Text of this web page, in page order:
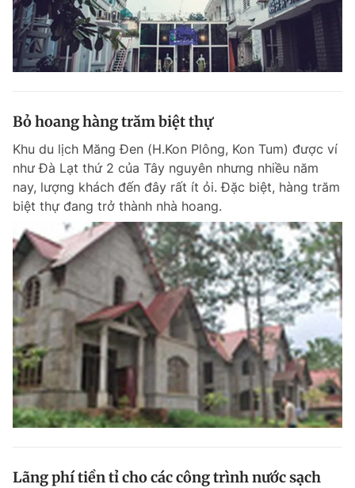
Hotline
0906 645 777
Liên hệ quảng cáo
0908 780 404
Tổng biên tập: Nguyễn Ngọc Toàn
Phó tổng biên tập thường trực: Hải Thành
Phó tổng biên tập: Lâm Hiếu Dũng
Phó tổng biên tập: Trần Việt Hưng
Tổng thư ký tòa soạn: Đức Trung
Giấy phép xuất bản số 110/GP - BTTTT cấp ngày 24.3.2020
© 2003-2026 Bản quyền thuộc về Báo Thanh Niên. Cấm sao chép
dưới mọi hình thức nếu không có sự chấp thuận bằng văn bản.
Phát triển bởi ePi Technologies, JSC.
Bỏ hoang hàng trăm biệt thự
Khu du lịch Măng Đen (H.Kon Plông, Kon Tum) được ví
như Đà Lạt thứ 2 của Tây nguyên nhưng nhiều năm
nay, lượng khách đến đây rất ít ỏi. Đặc biệt, hàng trăm
biệt thự đang trở thành nhà hoang.
Lãng phí tiền tỉ cho các công trình nước sạch